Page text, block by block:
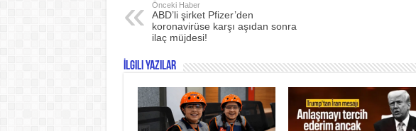
Önceki Haber
ABD’li şirket Pfizer’den
koronavirüse karşı aşıdan sonra
ilaç müjdesi!
İlgili Yazılar